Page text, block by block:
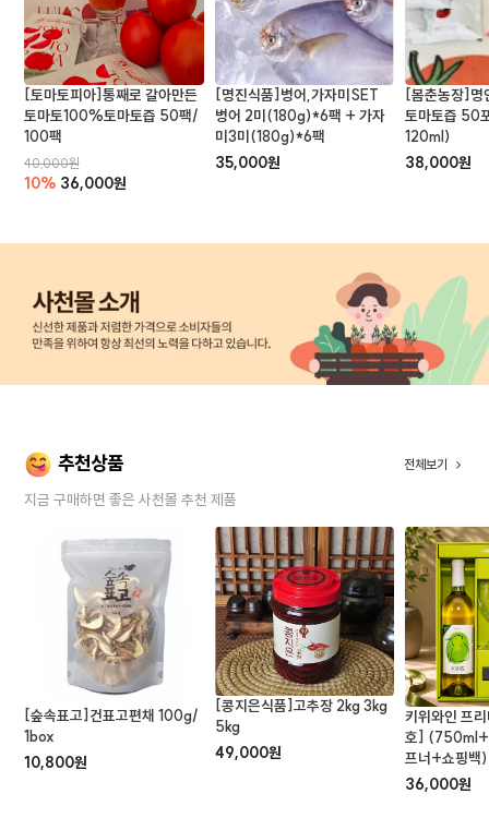
[토마토피아]통째로 갈아만든
토마토100%토마토즙 50팩/
100팩
40,000원
10% 36,000원
[명진식품]병어,가자미SET
병어 2미(180g)*6팩 + 가자
미3미(180g)*6팩
35,000원
[봄춘농장]명
토마토즙 50
120ml)
38,000원
추천상품 전체보기
지금 구매하면 좋은 사천몰 추천 제품
[숲속표고]건표고편채 100g/
1box
10,800원
[콩지은식품]고추장 2kg 3kg
5kg
49,000원
키위와인 프
호] (750ml+
프너+쇼핑백)
36,000원